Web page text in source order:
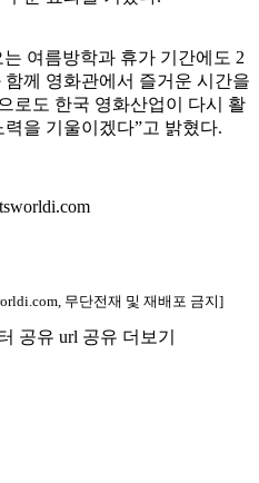
여름방학과 휴가 기간에도 2
께 영화관에서 즐거운 시간을
로도 한국 영화산업이 다시 활
을 기울이겠다”고 밝혔다.
무단전재 및 재배포 금지]
공유 url 공유 더보기